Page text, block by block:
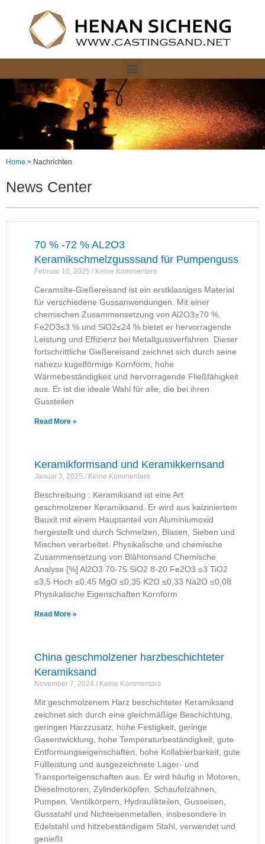
Home > Nachrichten
News Center
70 % -72 % AL2O3
Keramikschmelzgusssand für Pumpenguss
Februar 10, 2025 Keine Kommentare
Ceramsite-Gießereisand ist ein erstklassiges Material
für verschiedene Gussanwendungen. Mit einer
chemischen Zusammensetzung von Al2O3≥70 %,
Fe2O3≤3 % und SiO2≤24 % bietet er hervorragende
Leistung und Effizienz bei Metallgussverfahren. Dieser
fortschrittliche Gießereisand zeichnet sich durch seine
nahezu kugelförmige Kornform, hohe
Wärmebeständigkeit und hervorragende Fließfähigkeit
aus. Er ist die ideale Wahl für alle, die bei ihren
Gussteilen
Read More »
Keramikformsand und Keramikkernsand
Januar 3, 2025 Keine Kommentare
Beschreibung :​ Keramiksand ist eine Art
geschmolzener Keramiksand. Er wird aus kalziniertem
Bauxit mit einem Hauptanteil von Aluminiumoxid
hergestellt und durch Schmelzen, Blasen, Sieben und
Mischen verarbeitet. Physikalische und chemische
Zusammensetzung von Blähtonsand Chemische
Analyse [%] Al2O3 70-75 SiO2 8-20 Fe2O3 ≤3 TiO2
≤3,5 Hoch ≤0,45 MgO ≤0,35 K2O ≤0,33 Na2O ≤0,08
Physikalische Eigenschaften Kornform
Read More »
China geschmolzener harzbeschichteter
Keramiksand
November 7, 2024 Keine Kommentare
Mit geschmolzenem Harz beschichteter Keramiksand
zeichnet sich durch eine gleichmäßige Beschichtung,
geringen Harzzusatz, hohe Festigkeit, geringe
Gasentwicklung, hohe Temperaturbeständigkeit, gute
Entformungseigenschaften, hohe Kollabierbarkeit, gute
Füllleistung und ausgezeichnete Lager- und
Transporteigenschaften aus. Er wird häufig in Motoren,
Dieselmotoren, Zylinderköpfen, Schaufelzähnen,
Pumpen, Ventilkörpern, Hydraulikteilen, Gusseisen,
Gussstahl und Nichteisenmetallen, insbesondere in
Edelstahl und hitzebeständigem Stahl, verwendet und
genießt